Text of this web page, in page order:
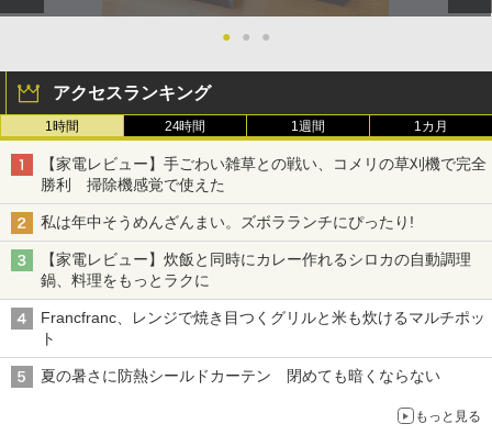
● ● ●
アクセスランキング
1時間 24時間 1週間 1カ月
【家電レビュー】手ごわい雑草との戦い、コメリの草刈機で完全
勝利 掃除機感覚で使えた
私は年中そうめんざんまい。ズボラランチにぴったり!
【家電レビュー】炊飯と同時にカレー作れるシロカの自動調理
鍋、料理をもっとラクに
Francfranc、レンジで焼き目つくグリルと米も炊けるマルチポッ
ト
夏の暑さに防熱シールドカーテン 閉めても暗くならない
もっと見る